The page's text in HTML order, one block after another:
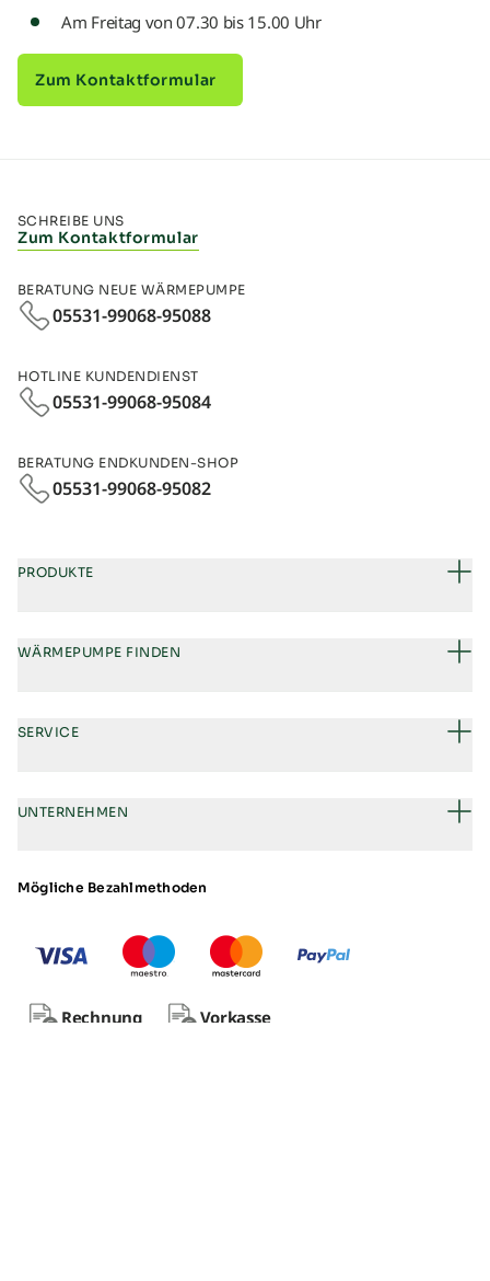
Am Freitag von 07.30 bis 15.00 Uhr
Zum Kontaktformular
SCHREIBE UNS
Zum Kontaktformular
BERATUNG NEUE WÄRMEPUMPE
05531-99068-95088
HOTLINE KUNDENDIENST
05531-99068-95084
BERATUNG ENDKUNDEN-SHOP
05531-99068‑95082
PRODUKTE
WÄRMEPUMPE FINDEN
SERVICE
UNTERNEHMEN
Mögliche Bezahlmethoden
Rechnung Vorkasse